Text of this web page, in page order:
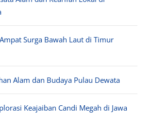
Surga Bawah Laut di Timur
Alam dan Budaya Pulau Dewata
Keajaiban Candi Megah di Jawa